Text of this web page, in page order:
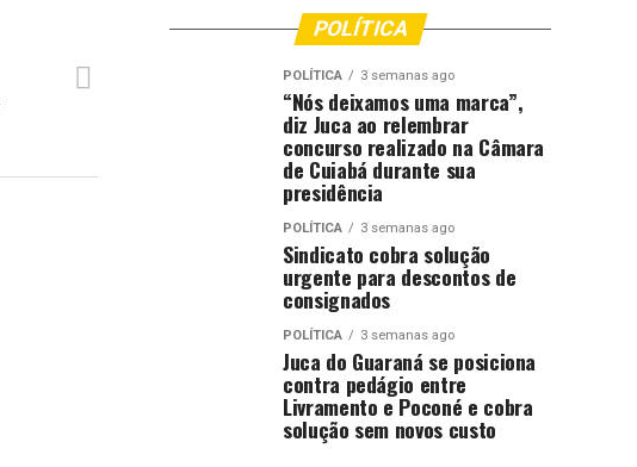
POLÍTICA
POLÍTICA 3 semanas ago
“Nós deixamos uma marca”,
diz Juca ao relembrar
concurso realizado na Câmara
de Cuiabá durante sua
presidência
POLÍTICA 3 semanas ago
Sindicato cobra solução
urgente para descontos de
consignados
POLÍTICA 3 semanas ago
Juca do Guaraná se posiciona
contra pedágio entre
Livramento e Poconé e cobra
solução sem novos custo